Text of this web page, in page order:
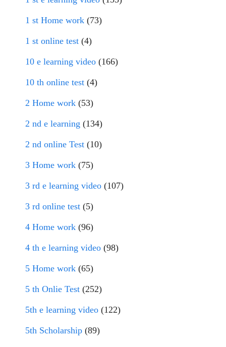
1 st Home work (73)
1 st online test (4)
10 e learning video (166)
10 th online test (4)
2 Home work (53)
2 nd e learning (134)
2 nd online Test (10)
3 Home work (75)
3 rd e learning video (107)
3 rd online test (5)
4 Home work (96)
4 th e learning video (98)
5 Home work (65)
5 th Onlie Test (252)
5th e learning video (122)
5th Scholarship (89)